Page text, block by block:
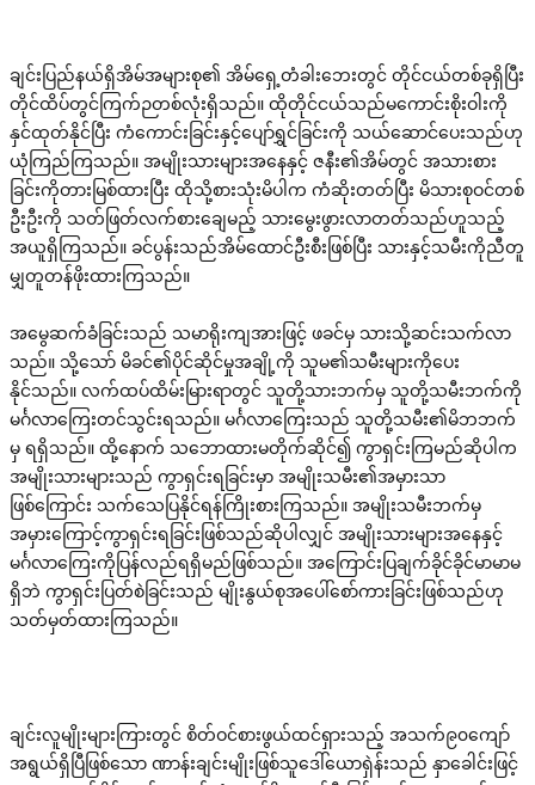
ချင်းပြည်နယ်ရှိအိမ်အများစု၏ အိမ်ရှေ့တံခါးဘေးတွင် တိုင်ငယ်တစ်ခုရှိပြီး
တိုင်ထိပ်တွင်ကြက်ဉတစ်လုံးရှိသည်။ ထိုတိုင်ငယ်သည်မကောင်းစိုးဝါးကို
နှင်ထုတ်နိုင်ပြီး ကံကောင်းခြင်းနှင့်ပျော်ရွှင်ခြင်းကို သယ်ဆောင်ပေးသည်ဟု
ယုံကြည်ကြသည်။ အမျိုးသားများအနေနှင့် ဇနီး၏အိမ်တွင် အသားစား
ခြင်းကိုတားမြစ်ထားပြီး ထိုသို့စားသုံးမိပါက ကံဆိုးတတ်ပြီး မိသားစုဝင်တစ်
ဦးဦးကို သတ်ဖြတ်လက်စားချေမည့် သားမွေးဖွားလာတတ်သည်ဟူသည့်
အယူရှိကြသည်။ ခင်ပွန်းသည်အိမ်ထောင်ဦးစီးဖြစ်ပြီး သားနှင့်သမီးကိုညီတူ
မျှတူတန်ဖိုးထားကြသည်။
အမွေဆက်ခံခြင်းသည် သမာရိုးကျအားဖြင့် ဖခင်မှ သားသို့ဆင်းသက်လာ
သည်။ သို့သော် မိခင်၏ပိုင်ဆိုင်မှုအချို့ကို သူမ၏သမီးများကိုပေး
နိုင်သည်။ လက်ထပ်ထိမ်းမြားရာတွင် သူတို့သားဘက်မှ သူတို့သမီးဘက်ကို
မင်္ဂလာကြေးတင်သွင်းရသည်။ မင်္ဂလာကြေးသည် သူတို့သမီး၏မိဘဘက်
မှ ရရှိသည်။ ထို့နောက် သဘောထားမတိုက်ဆိုင်၍ ကွာရှင်းကြမည်ဆိုပါက
အမျိုးသားများသည် ကွာရှင်းရခြင်းမှာ အမျိုးသမီး၏အမှားသာ
ဖြစ်ကြောင်း သက်သေပြနိုင်ရန်ကြိုးစားကြသည်။ အမျိုးသမီးဘက်မှ
အမှားကြောင့်ကွာရှင်းရခြင်းဖြစ်သည်ဆိုပါလျှင် အမျိုးသားများအနေနှင့်
မင်္ဂလာကြေးကိုပြန်လည်ရရှိမည်ဖြစ်သည်။ အကြောင်းပြချက်ခိုင်ခိုင်မာမာမ
ရှိဘဲ ကွာရှင်းပြတ်စဲခြင်းသည် မျိုးနွယ်စုအပေါ်စော်ကားခြင်းဖြစ်သည်ဟု
သတ်မှတ်ထားကြသည်။
ချင်းလူမျိုးများကြားတွင် စိတ်ဝင်စားဖွယ်ထင်ရှားသည့် အသက်၉၀ကျော်
အရွယ်ရှိပြီဖြစ်သော ဏာန်းချင်းမျိုးဖြစ်သူဒေါ်‌ယောရှဲန်းသည် နှာခေါင်းဖြင့်